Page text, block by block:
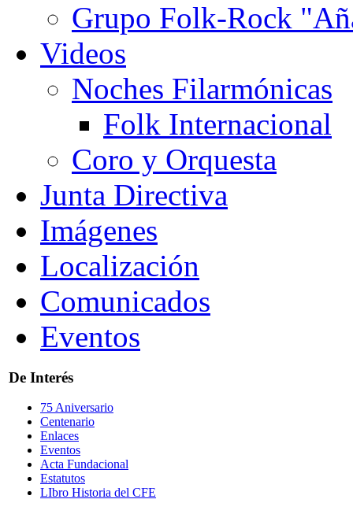
Grupo Folk-Rock
Videos
Noches Filarmónicas
Folk Internacional
Coro y Orquesta
Junta Directiva
Imágenes
Localización
Comunicados
Eventos
De Interés
75 Aniversario
Centenario
Enlaces
Eventos
Acta Fundacional
Estatutos
LIbro Historia del CFE